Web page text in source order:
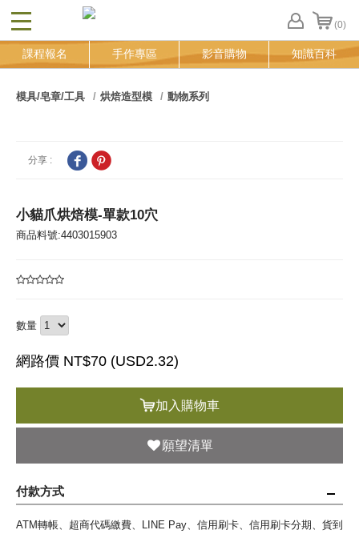
CLOSE (0)
FB
登
課程報名 手作專區 影音購物 知識百科
模具/皂章/工具 烘焙造型模 動物系列
分享 :
小貓爪烘焙模-單款10穴
商品料號:4403015903
數量
網路價 NT$70 (USD2.32)
加入購物車
願望清單
付款方式
ATM轉帳、超商代碼繳費、LINE Pay、信用刷卡、信用刷卡分期、貨到